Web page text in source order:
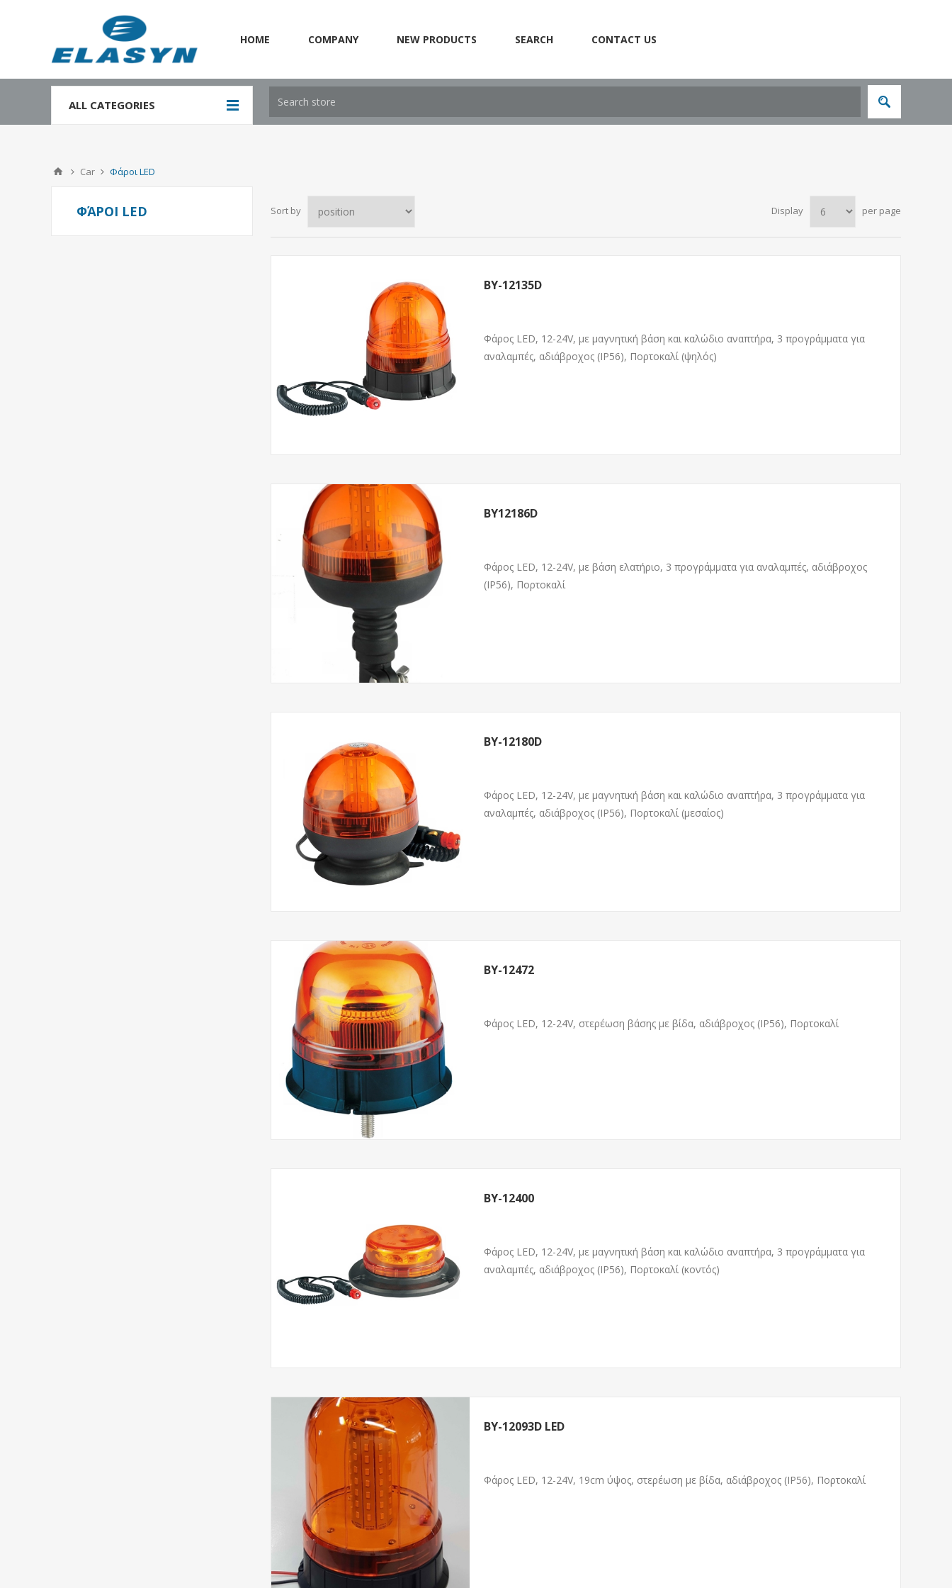
HOME COMPANY NEW PRODUCTS SEARCH CONTACT US
ALL CATEGORIES
Car Φάροι LED
Sort by Display per page
BY-12135D
Φάρος LED, 12-24V, με μαγνητική βάση και καλώδιο αναπτήρα, 3 προγράμματα για
αναλαμπές, αδιάβροχος (IP56), Πορτοκαλί (ψηλός)
BY12186D
Φάρος LED, 12-24V, με βάση ελατήριο, 3 προγράμματα για αναλαμπές, αδιάβροχος
(IP56), Πορτοκαλί
BY-12180D
Φάρος LED, 12-24V, με μαγνητική βάση και καλώδιο αναπτήρα, 3 προγράμματα για
αναλαμπές, αδιάβροχος (IP56), Πορτοκαλί (μεσαίος)
BY-12472
Φάρος LED, 12-24V, στερέωση βάσης με βίδα, αδιάβροχος (IP56), Πορτοκαλί
BY-12400
Φάρος LED, 12-24V, με μαγνητική βάση και καλώδιο αναπτήρα, 3 προγράμματα για
αναλαμπές, αδιάβροχος (IP56), Πορτοκαλί (κοντός)
BY-12093D LED
Φάρος LED, 12-24V, 19cm ύψος, στερέωση με βίδα, αδιάβροχος (IP56), Πορτοκαλί
ΦΆΡΟΙ LED